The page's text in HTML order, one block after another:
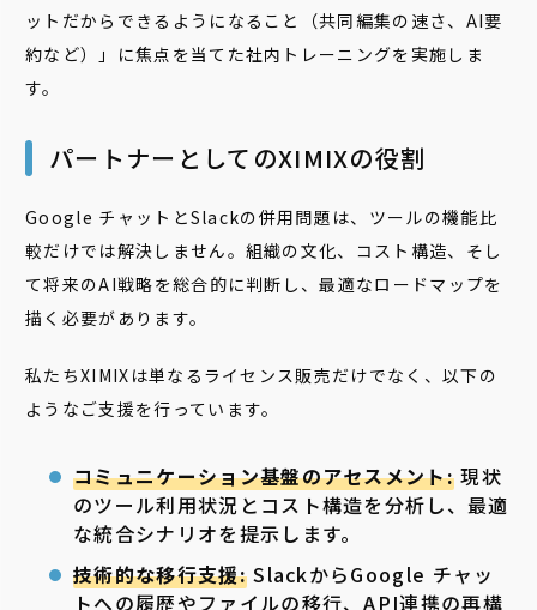
ットだからできるようになること（共同編集の速さ、AI要
約など）」に焦点を当てた社内トレーニングを実施しま
す。
パートナーとしてのXIMIXの役割
Google チャットとSlackの併用問題は、ツールの機能比
較だけでは解決しません。組織の文化、コスト構造、そし
て将来のAI戦略を総合的に判断し、最適なロードマップを
描く必要があります。
私たちXIMIXは単なるライセンス販売だけでなく、以下の
ようなご支援を行っています。
コミュニケーション基盤のアセスメント: 現状
のツール利用状況とコスト構造を分析し、最適
な統合シナリオを提示します。
技術的な移行支援:SlackからGoogle チャッ
トへの履歴やファイルの移行、API連携の再構